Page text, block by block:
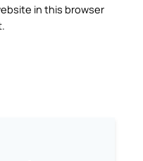
in this browser